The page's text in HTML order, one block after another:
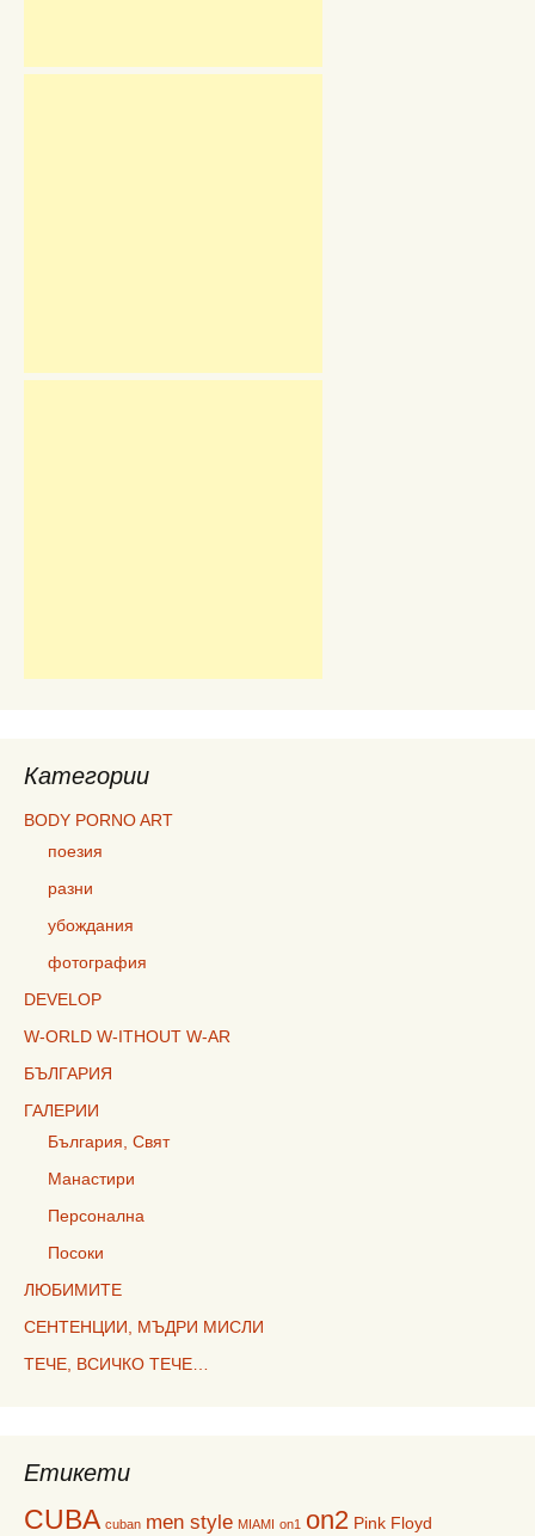
Категории
BODY PORNO ART
поезия
разни
убождания
фотография
DEVELOP
W-ORLD W-ITHOUT W-AR
БЪЛГАРИЯ
ГАЛЕРИИ
България, Свят
Манастири
Персонална
Посоки
ЛЮБИМИТЕ
СЕНТЕНЦИИ, МЪДРИ МИСЛИ
ТЕЧЕ, ВСИЧКО ТЕЧЕ…
Етикети
CUBA cuban men style MIAMI on1 on2 Pink Floyd